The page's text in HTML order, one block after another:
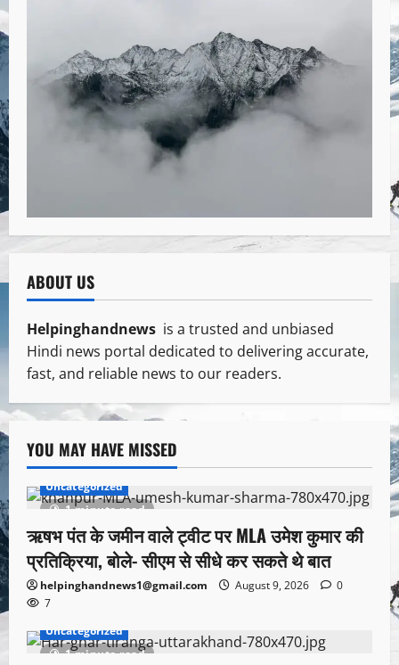
ABOUT US
Helpinghandnews is a trusted and unbiased
Hindi news portal dedicated to delivering accurate,
fast, and reliable news to our readers.
YOU MAY HAVE MISSED
1 minute read
Uncategorized
ऋषभ पंत के जमीन वाले ट्वीट पर MLA उमेश कुमार की
प्रतिक्रिया, बोले- सीएम से सीधे कर सकते थे बात
helpinghandnews1@gmail.com August 9, 2026
0
7
1 minute read
Uncategorized